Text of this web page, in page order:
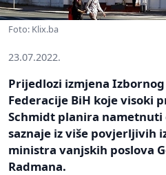
Foto: Klix.ba
23.07.2022.
Prijedlozi izmjena
Federacije BiH koje visoki
Schmidt planira nametnuti
saznaje iz više povjerljivih
ministra vanjskih poslova
Radmana.